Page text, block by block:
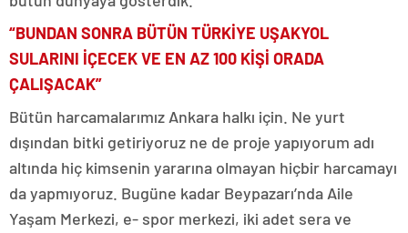
“BUNDAN SONRA BÜTÜN TÜRKİYE UŞAKYOL
SULARINI İÇECEK VE EN AZ 100 KİŞİ ORADA
ÇALIŞACAK”
Bütün harcamalarımız Ankara halkı için. Ne yurt
dışından bitki getiriyoruz ne de proje yapıyorum adı
altında hiç kimsenin yararına olmayan hiçbir harcamayı
da yapmıyoruz. Bugüne kadar Beypazarı’nda Aile
Yaşam Merkezi, e- spor merkezi, iki adet sera ve